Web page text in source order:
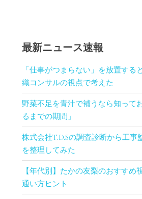
最新ニュース速報
「仕事がつまらない」を放置する
織コンサルの視点で考えた
野菜不足を青汁で補うなら知って
るまでの期間」
株式会社T.D.Sの調査診断から工事
を整理してみた
【年代別】たかの友梨のおすすめ
通い方ヒント